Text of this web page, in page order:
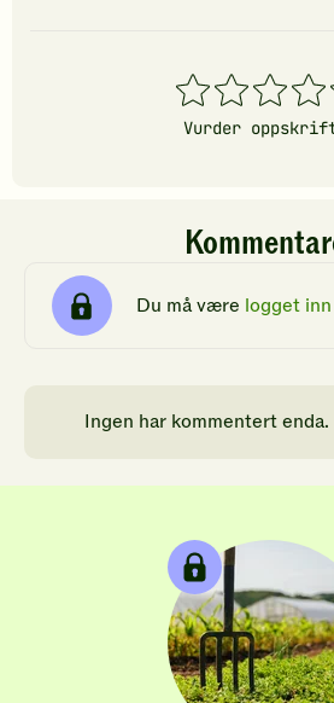
1
stjerner
2
stjerner
3
stjerner
4
Vurder
Du må være logget inn
Ingen har kommentert